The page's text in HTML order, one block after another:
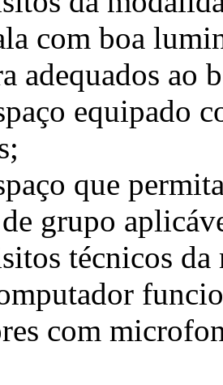
boa
adequados ao
equipado
que permita
grupo
técnicos da
com